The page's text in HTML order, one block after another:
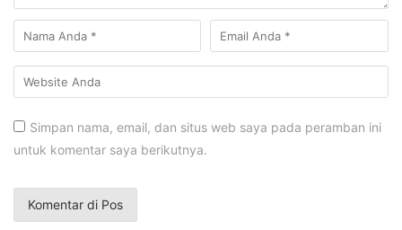
Simpan nama, email, dan situs web saya pada peramban ini
untuk komentar saya berikutnya.